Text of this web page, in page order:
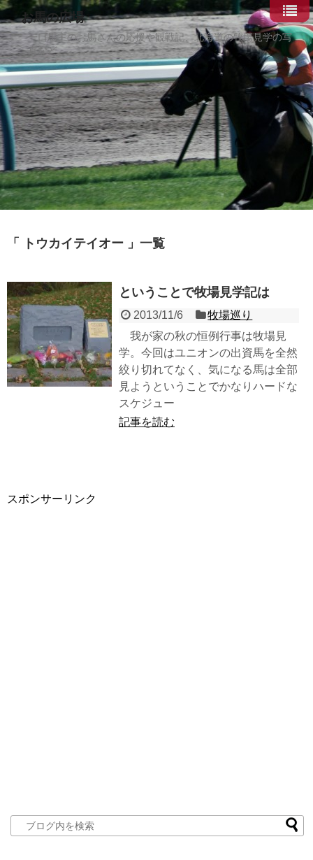
お馬の広場
一口馬主のお馬さんの応援や観戦記、北海道の牧場見学の写
真など。
「 トウカイテイオー 」一覧
ということで牧場見学記は
2013/11/6
牧場巡り
我が家の秋の恒例行事は牧場見
学。今回はユニオンの出資馬を全然
絞り切れてなく、気になる馬は全部
見ようということでかなりハードな
スケジュー
記事を読む
スポンサーリンク